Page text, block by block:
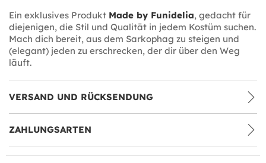
Ein exklusives Produkt Made by Funidelia, gedacht für
diejenigen, die Stil und Qualität in jedem Kostüm suchen.
Mach dich bereit, aus dem Sarkophag zu steigen und
(elegant) jeden zu erschrecken, der dir über den Weg
läuft.
VERSAND UND RÜCKSENDUNG
ZAHLUNGSARTEN